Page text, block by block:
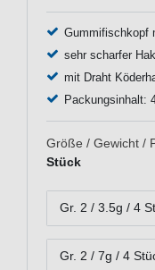
Gummifischkopf
sehr scharfer
mit Draht
Packungsinhalt:
Größe / Gewicht /
Stück
Gr. 2 / 3.5g / 4
Gr. 2 / 7g / 4